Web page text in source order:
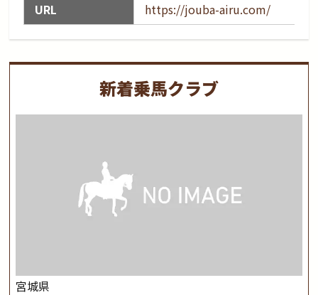
URL
https://jouba-airu.com/
新着乗馬クラブ
宮城県